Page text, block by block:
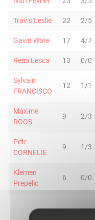
Travis Leslie 22 2/5
Gavin Ware 17 4/7
Remi Lesca 13 0/0
Sylvain
FRANCISCO
12 1/1
Maxime
ROOS
9 2/3
Petr
CORNELIE
9 1/3
Klemen
Prepelic
6 0/0